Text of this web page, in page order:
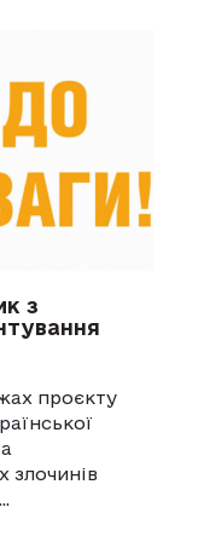
з
проєкту
злочинів